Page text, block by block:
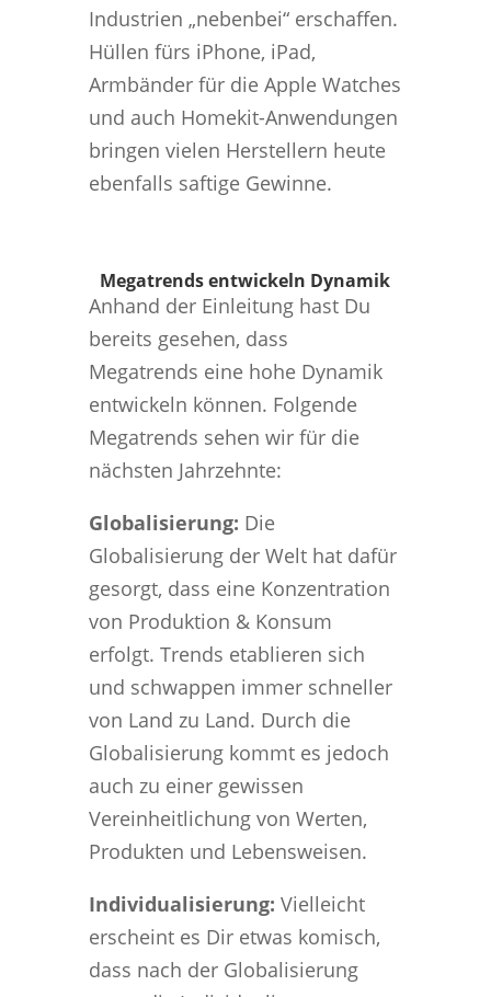
Industrien „nebenbei“ erschaffen.
Hüllen fürs iPhone, iPad,
Armbänder für die Apple Watches
und auch Homekit-Anwendungen
bringen vielen Herstellern heute
ebenfalls saftige Gewinne.
Megatrends entwickeln Dynamik
Anhand der Einleitung hast Du
bereits gesehen, dass
Megatrends eine hohe Dynamik
entwickeln können. Folgende
Megatrends sehen wir für die
nächsten Jahrzehnte:
Globalisierung: Die
Globalisierung der Welt hat dafür
gesorgt, dass eine Konzentration
von Produktion & Konsum
erfolgt. Trends etablieren sich
und schwappen immer schneller
von Land zu Land. Durch die
Globalisierung kommt es jedoch
auch zu einer gewissen
Vereinheitlichung von Werten,
Produkten und Lebensweisen.
Individualisierung: Vielleicht
erscheint es Dir etwas komisch,
dass nach der Globalisierung